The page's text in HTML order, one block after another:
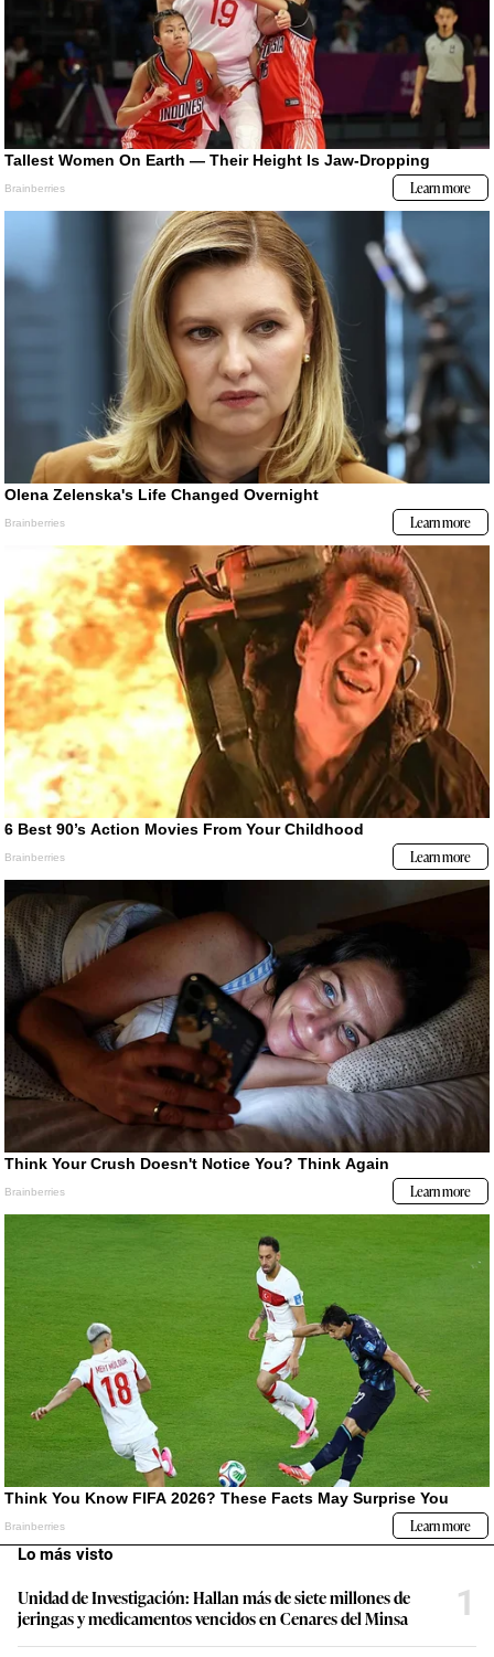
Lo más visto
Unidad de Investigación: Hallan más de siete millones de
jeringas y medicamentos vencidos en Cenares del Minsa
1